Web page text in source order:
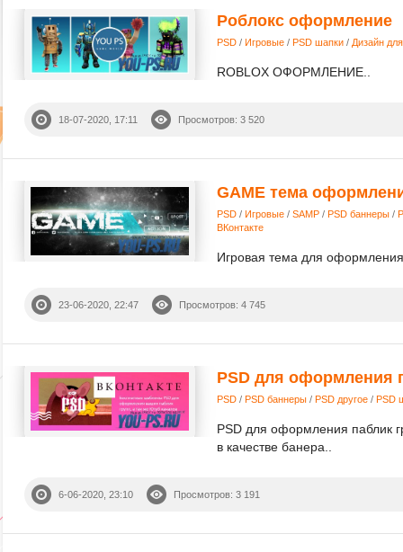
Роблокс оформление
PSD / Игровые / PSD шапки / Дизайн
ROBLOX ОФОРМЛЕНИЕ..
18-07-2020, 17:11 Просмотров: 3 520
GAME тема
PSD / Игровые / SAMP / PSD баннеры /
ВКонтакте
Игровая тема для
23-06-2020, 22:47 Просмотров: 4 745
PSD для оформления
PSD / PSD баннеры / PSD другое / PSD
PSD для оформления паблик
в качестве банера..
6-06-2020, 23:10 Просмотров: 3 191